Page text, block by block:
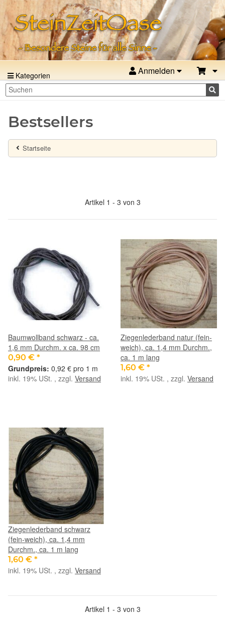
Kategorien Anmelden
Bestsellers
Startseite
Artikel 1 - 3 von 3
Baumwollband schwarz - ca.
1,6 mm Durchm. x ca. 98 cm
0,90 € *
0,92 € pro 1 m
inkl. 19% USt. , zzgl. Versand
Ziegenlederband natur (fein-
weich), ca. 1,4 mm Durchm.,
ca. 1 m lang
1,60 € *
inkl. 19% USt. , zzgl. Versand
Ziegenlederband schwarz
(fein-weich), ca. 1,4 mm
Durchm., ca. 1 m lang
1,60 € *
inkl. 19% USt. , zzgl. Versand
Artikel 1 - 3 von 3